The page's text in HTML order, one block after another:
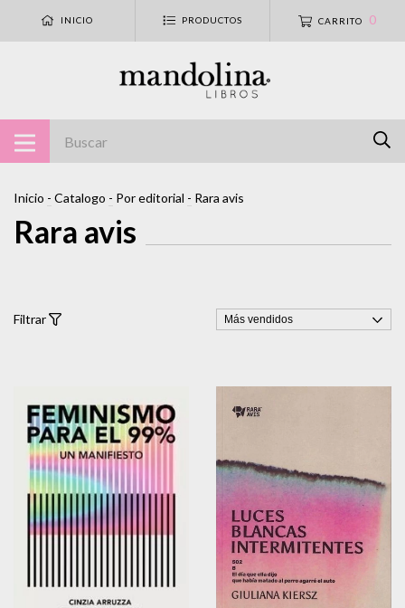
INICIO PRODUCTOS CARRITO 0
Inicio - Catalogo - Por editorial - Rara avis
Rara avis
Filtrar